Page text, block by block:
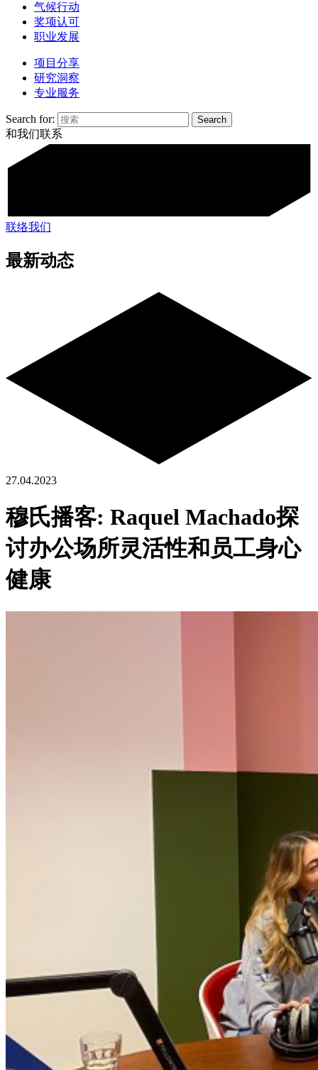
气候行动
奖项认可
职业发展
项目分享
研究洞察
专业服务
Search for:
和我们联系
联络我们
最新动态
27.04.2023
穆氏播客: Raquel Machado探
讨办公场所灵活性和员工身心
健康